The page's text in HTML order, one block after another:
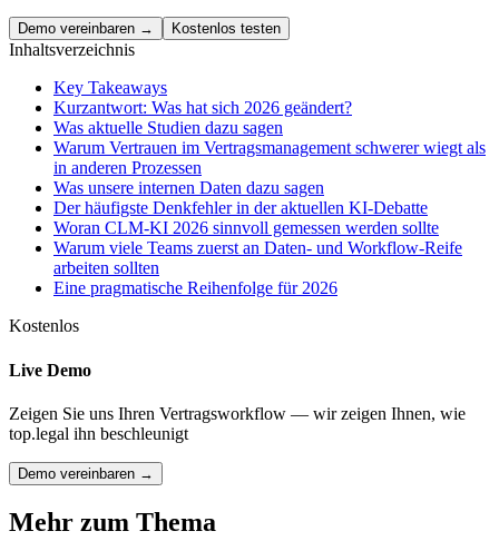
Demo vereinbaren → Kostenlos testen
Inhaltsverzeichnis
Key Takeaways
Kurzantwort: Was hat sich 2026 geändert?
Was aktuelle Studien dazu sagen
Warum Vertrauen im Vertragsmanagement schwerer wiegt als
in anderen Prozessen
Was unsere internen Daten dazu sagen
Der häufigste Denkfehler in der aktuellen KI-Debatte
Woran CLM-KI 2026 sinnvoll gemessen werden sollte
Warum viele Teams zuerst an Daten- und Workflow-Reife
arbeiten sollten
Eine pragmatische Reihenfolge für 2026
Kostenlos
Live Demo
Zeigen Sie uns Ihren Vertragsworkflow — wir zeigen Ihnen, wie
top.legal ihn beschleunigt
Demo vereinbaren →
Mehr zum Thema